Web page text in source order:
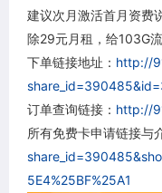
建议次月激活首月资费
除29元月租，给103G
下单链接地址： http://
订单查询链接： http://
所有免费卡申请链接与
5E4%25BF%25A1